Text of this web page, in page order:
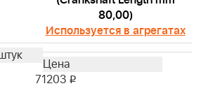
80,00)
Используется в агрегатах
71203 i